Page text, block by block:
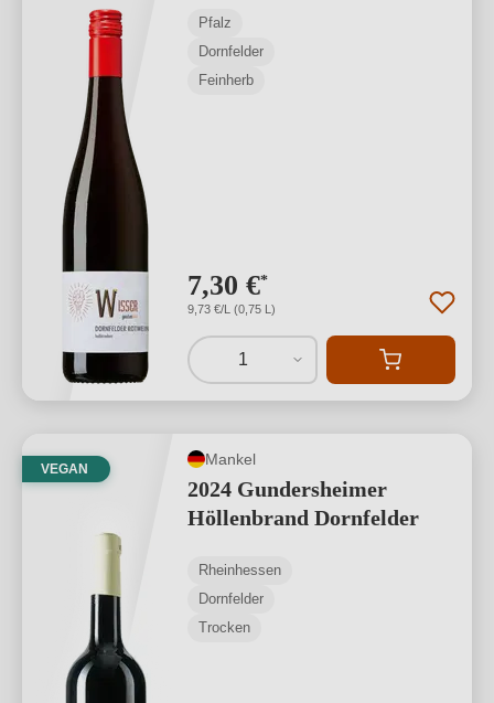
Pfalz
Dornfelder
Feinherb
7,30 €*
9,73 €/L (0,75 L)
1
VEGAN
Mankel
2024 Gundersheimer
Höllenbrand Dornfelder
Rheinhessen
Dornfelder
Trocken